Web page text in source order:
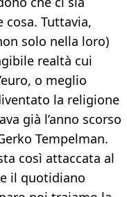
cosa. Tuttavia,
solo nella loro)
realtà cui
o meglio
la religione
già l’anno scorso
Tempelman.
così attaccata al
il quotidiano